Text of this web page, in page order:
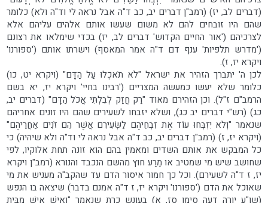
(דברים לב, יז) (רמב"ן דברים יב, כב ד"ה אבל נראה לי וד"ה ולא) כלומר
שהם היו זובחים להם לא משום שעשו אותם אלהים עליהם אלא
לצרכיהם ('אור החיים הקדוש' דברים לב, יז) בכדי שימלאו את רצונם
('מדרש תלפיות' ענף דם ד"ה אמר המאסף) וישרתו אותם ('ספורנו'
ויקרא יז, ז).
לכן ה' יתברך הזהיר את ישראל "לֹא תֹאכְלוּ עַל הַדָּם" (ויקרא יט, כו)
כלומר שלא יעשו כמעשה המצריים ('רבינו בחיי' ויקרא יז, יא בשם
הרמב"ם ז"ל). וכן הזהירם מאוד "רַק חֲזַק לְבִלְתִּי אֲכֹל הַדָּם" (דברים יב,
כג) (רש"י דברים יב כג), ושלא יזבחו לשעירים שהם היו זונים אחריהם
שנאמר "וְלֹא יִזְבְּחוּ עוֹד אֶת זִבְחֵיהֶם לַשְּׂעִירִם אֲשֶׁר הֵם זֹנִים אַחֲרֵיהֶם"
(ויקרא יז, ז) (רמב"ן דברים יב, כב ד"ה אבל נראה לי וד"ה ולא שיהיה) כי
כל המבקש את אותם השדים ומאמין בהם הוא זונה תחת אלוקיו, לפי
שחושב שיש מי שמטיב או מֵרַע חוץ מהשם הנכבד והנורא (רמב"ן ויקרא
יז, ז ד"ה לשעירם). וכל כך חמור איסור הדם עד שהקב"ה מעניש את מי
שאוכל את הדם ('ספורנו' ויקרא יז, ז ד"ה אמנם בדבר) שיצאה בו הנפש
(שו"ע יורה דעה סימן סז, א) בעונש כרת שנאמר "וְאִישׁ אִישׁ מִבֵּית